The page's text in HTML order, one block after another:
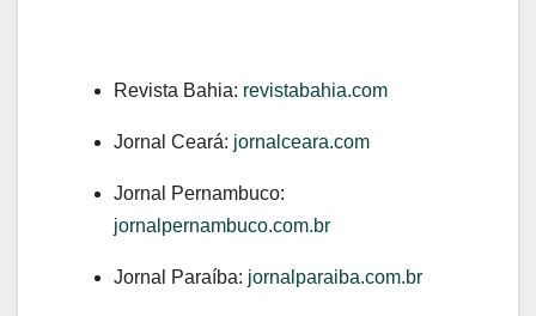
Revista Bahia: revistabahia.com
Jornal Ceará: jornalceara.com
Jornal Pernambuco:
jornalpernambuco.com.br
Jornal Paraíba: jornalparaiba.com.br